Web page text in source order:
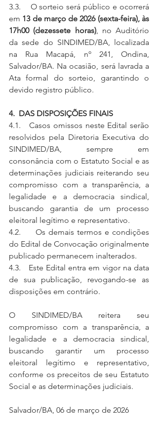
3.3.    O sorteio será público e ocorrerá
em 13 de março de 2026 (sexta-feira), às
17h00 (dezessete horas), no Auditório
da sede do SINDIMED/BA, localizada
na Rua Macapá, nº 241, Ondina,
Salvador/BA. Na ocasião, será lavrada a
Ata formal do sorteio, garantindo o
devido registro público.
4.  DAS DISPOSIÇÕES FINAIS
4.1.   Casos omissos neste Edital serão
resolvidos pela Diretoria Executiva do
SINDIMED/BA, sempre em
consonância com o Estatuto Social e as
determinações judiciais reiterando seu
compromisso com a transparência, a
legalidade e a democracia sindical,
buscando garantia de um processo
eleitoral legítimo e representativo.
4.2.     Os demais termos e condições
do Edital de Convocação originalmente
publicado permanecem inalterados.
4.3.   Este Edital entra em vigor na data
de sua publicação, revogando-se as
disposições em contrário.
O SINDIMED/BA reitera seu
compromisso com a transparência, a
legalidade e a democracia sindical,
buscando garantir um processo
eleitoral legítimo e representativo,
conforme os preceitos de seu Estatuto
Social e as determinações judiciais.
Salvador/BA, 06 de março de 2026